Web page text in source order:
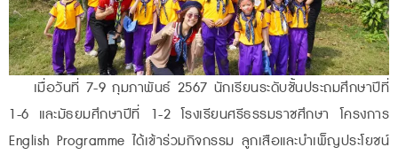
เมื่อวันที่ 7-9 กุมภาพันธ์ 2567 นักเรียนระดับชั้นประถมศึกษาปีที่
1-6 และมัธยมศึกษาปีที่ 1-2 โรงเรียนศรีธรรมราชศึกษา โครงการ
English Programme ได้เข้าร่วมกิจกรรม ลูกเสือและบำเพ็ญประโยชน์